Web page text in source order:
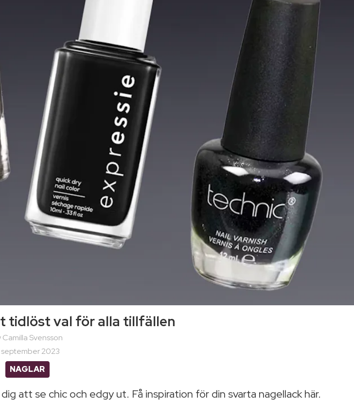
tidlöst val för alla tillfällen
Camilla Svensson
september 2023
NAGLAR
att se chic och edgy ut. Få inspiration för din svarta nagellack här.